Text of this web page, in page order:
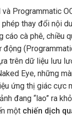
Programmatic
thay đổi nội
cáo cà phê, chiều
động
trên dữ liệu lưu
Eye, những
ứng thị giác cực
đang “lao” ra
một chiến dịch